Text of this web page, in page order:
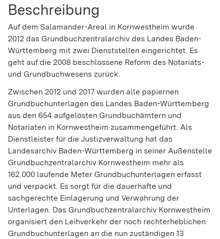
Beschreibung
Auf dem Salamander-Areal in Kornwestheim wurde
2012 das Grundbuchzentralarchiv des Landes Baden-
Württemberg mit zwei Dienststellen eingerichtet. Es
geht auf die 2008 beschlossene Reform des Notariats-
und Grundbuchwesens zurück.
Zwischen 2012 und 2017 wurden alle papiernen
Grundbuchunterlagen des Landes Baden-Württemberg
aus den 654 aufgelösten Grundbuchämtern und
Notariaten in Kornwestheim zusammengeführt. Als
Dienstleister für die Justizverwaltung hat das
Landesarchiv Baden-Württemberg in seiner Außenstelle
Grundbuchzentralarchiv Kornwestheim mehr als
162.000 laufende Meter Grundbuchunterlagen erfasst
und verpackt. Es sorgt für die dauerhafte und
sachgerechte Einlagerung und Verwahrung der
Unterlagen. Das Grundbuchzentralarchiv Kornwestheim
organisiert den Leihverkehr der noch rechterheblichen
Grundbuchunterlagen an die nun zuständigen 13